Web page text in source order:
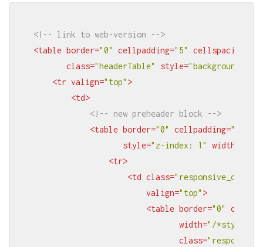
<!-- link to web-version -->
<table border="0" cellpadding="5" cellspacing
class="headerTable" style="background-
<tr valign="top" >
<td>
<!-- new preheader block -->
<table border="0" cellpadding="0"
style="z-index: 1" width
<tr>
<td class="responsive_column"
valign="top" >
<table border="0"
width="/
class=